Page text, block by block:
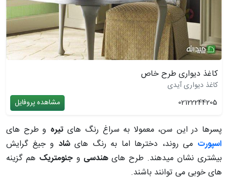
کاغذ دیواری طرح خاص
کاغذ دیواری آیدی
02122244205
مشاهده پروفایل
پسرها در این سن، معمولا به سراغ رنگ های تیره و طرح های
اسپورت می روند، دخترها اما به رنگ هایشاد و جیغ گرایش
بیشتری نشان می‎دهند. طرح های
هندسی وجئومتریک هم گزینه
های خوبی می توانند باشند.